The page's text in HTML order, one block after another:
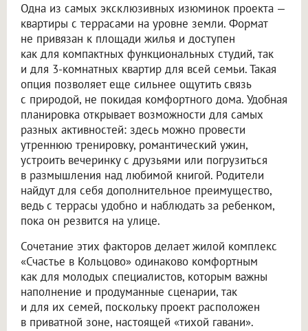
Одна из самых эксклюзивных изюминок проекта —
квартиры с террасами на уровне земли. Формат
не привязан к площади жилья и доступен
как для компактных функциональных студий, так
и для 3-комнатных квартир для всей семьи. Такая
опция позволяет еще сильнее ощутить связь
с природой, не покидая комфортного дома. Удобная
планировка открывает возможности для самых
разных активностей: здесь можно провести
утреннюю тренировку, романтический ужин,
устроить вечеринку с друзьями или погрузиться
в размышления над любимой книгой. Родители
найдут для себя дополнительное преимущество,
ведь с террасы удобно и наблюдать за ребенком,
пока он резвится на улице.
Сочетание этих факторов делает жилой комплекс
«Счастье в Кольцово» одинаково комфортным
как для молодых специалистов, которым важны
наполнение и продуманные сценарии, так
и для их семей, поскольку проект расположен
в приватной зоне, настоящей «тихой гавани».